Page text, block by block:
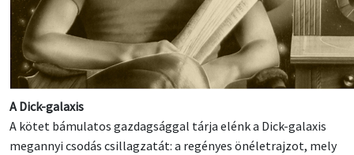
A Dick-galaxis
A kötet bámulatos gazdagsággal tárja elénk a Dick-galaxis
megannyi csodás csillagzatát: a regényes önéletrajzot, mely